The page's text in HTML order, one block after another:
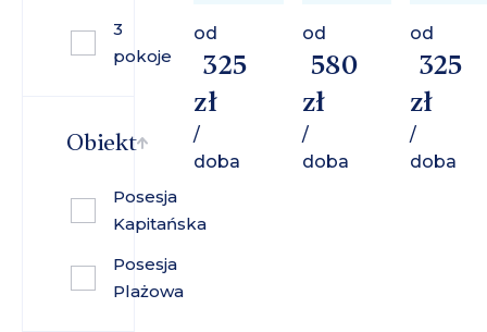
3
pokoje
Obiekt
Posesja
Kapitańska
Posesja
Plażowa
od
325
zł
/
doba
od
580
zł
/
doba
od
325
zł
/
doba